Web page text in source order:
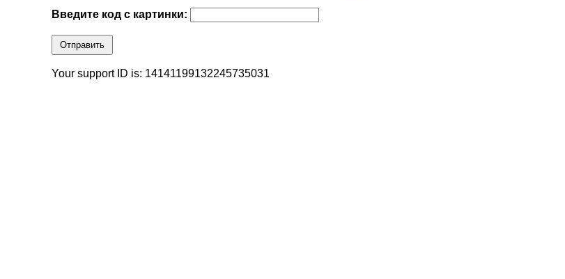
Введите код с картинки:
Отправить
Your support ID is: 14141199132245735031